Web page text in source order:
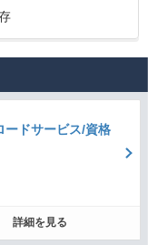
ードサービス/資格
詳細を見る